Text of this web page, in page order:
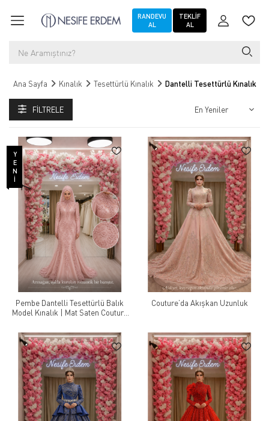
RANDEVU
AL
TEKLIF
AL
Ana Sayfa Kınalık Tesettürlü Kınalık Dantelli Tesettürlü Kınalık
FILTRELE
YENI
Pembe Dantelli Tesettürlü Balık
Model Kınalık | Mat Saten Couture
Couture’da Akışkan Uzunluk